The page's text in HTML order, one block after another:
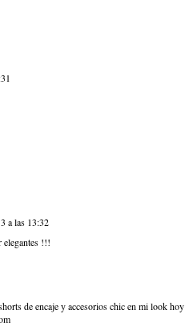
a las 13:32
elegantes !!!
de encaje y accesorios chic en mi look hoy